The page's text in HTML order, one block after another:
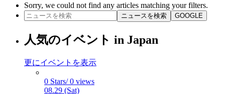
Sorry, we could not find any articles matching your filters.
ニュースを検索 GOOGLE
人気のイベント in Japan
更にイベントを表示
0 Stars/ 0 views
08.29 (Sat)